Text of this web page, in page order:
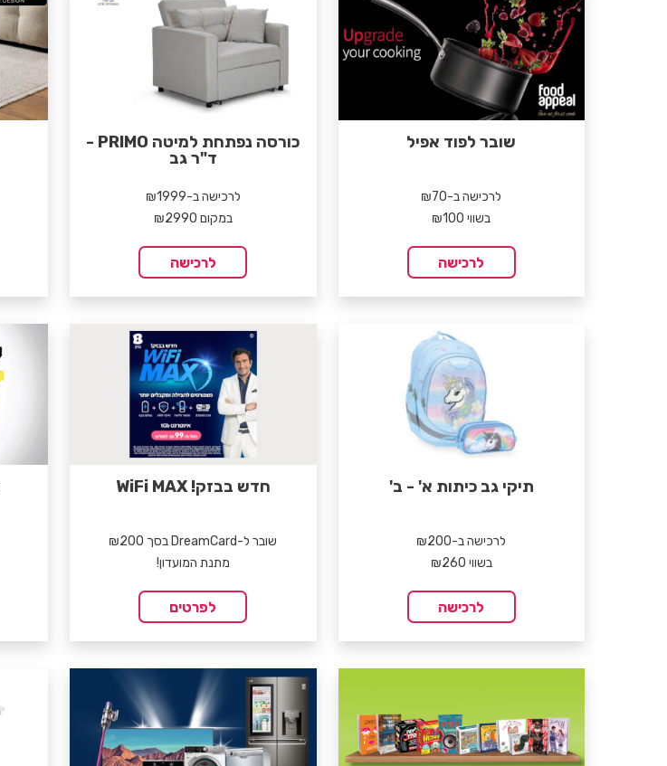
שובר לפוד אפיל
לרכישה ב-₪70
בשווי ₪100
לרכישה
כורסה נפתחת למיטה PRIMO -
ד"ר גב
לרכישה ב-₪1999
במקום ₪2990
לרכישה
תיקי גב כיתות א' - ב'
לרכישה ב-₪200
בשווי ₪260
לרכישה
חדש בבזק! WiFi MAX
שובר ל-DreamCard בסך ₪200
מתנת המועדון!
לפרטים